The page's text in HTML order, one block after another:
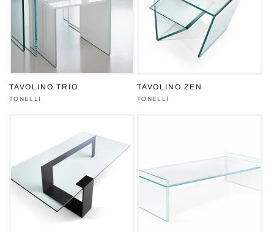
TAVOLINO TRIO
Produttore:
TONELLI
TAVOLINO ZEN
Produttore:
TONELLI